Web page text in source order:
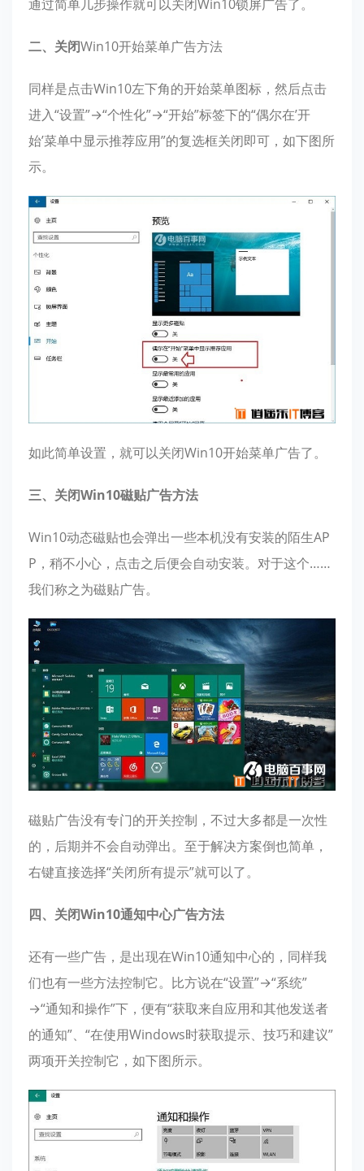
通过简单几步操作就可以关闭Win10锁屏广告了。
二、 关闭Win10开始菜单广告方法
同样是点击Win10左下角的开始菜单图标，然后点击
进入“设置”→“个性化”→“开始”标签下的“偶尔在’开
始’菜单中显示推荐应用”的复选框关闭即可，如下图所
示。
如此简单设置，就可以关闭Win10开始菜单广告了。
三、关闭Win10磁贴广告方法
Win10动态磁贴也会弹出一些本机没有安装的陌生AP
P，稍不小心，点击之后便会自动安装。对于这个……
我们称之为磁贴广告。
磁贴广告没有专门的开关控制，不过大多都是一次性
的，后期并不会自动弹出。至于解决方案倒也简单，
右键直接选择“关闭所有提示”就可以了。
四、关闭Win10通知中心广告方法
还有一些广告，是出现在Win10通知中心的，同样我
们也有一些方法控制它。比方说在“设置”→“系统”
→“通知和操作”下，便有“获取来自应用和其他发送者
的通知”、“在使用Windows时获取提示、技巧和建议”
两项开关控制它，如下图所示。